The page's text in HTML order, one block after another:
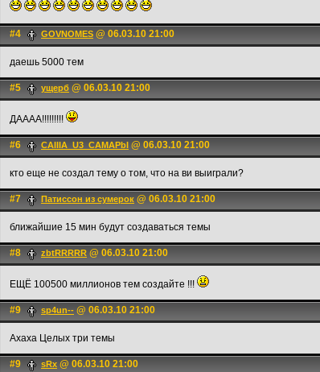
#4 GOVNOMES @ 06.03.10 21:00
даешь 5000 тем
#5 ущерб @ 06.03.10 21:00
ДАААА!!!!!!!!!
#6 CAIIIA_U3_CAMAPbI @ 06.03.10 21:00
кто еще не создал тему о том, что на ви выиграли?
#7 Патиссон из сумерок @ 06.03.10 21:00
ближайшие 15 мин будут создаваться темы
#8 zbtRRRRR @ 06.03.10 21:00
ЕЩЁ 100500 миллионов тем создайте !!!
#9 sp4un-- @ 06.03.10 21:00
Ахаха Целых три темы
#9 sRx @ 06.03.10 21:00